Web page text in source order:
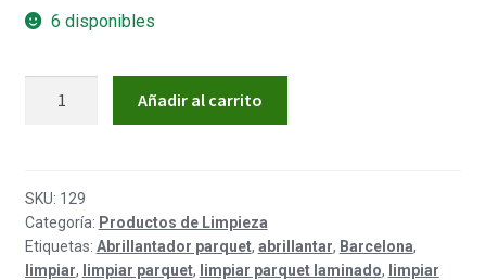
6 disponibles
MADERA
1L
cantidad
Añadir al carrito
SKU: 129
Categoría: Productos de Limpieza
Etiquetas: Abrillantador parquet, abrillantar, Barcelona,
limpiar, limpiar parquet, limpiar parquet laminado, limpiar